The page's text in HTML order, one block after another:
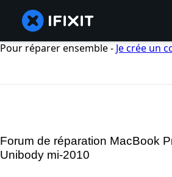
Pour réparer ensemble - Je crée un
Forum de réparation MacBook
Unibody mi-2010